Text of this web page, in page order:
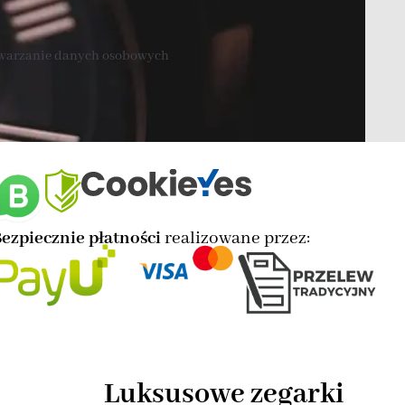
danych osobowych
płatnościrealizowane przez:
Luksusowe zegarki